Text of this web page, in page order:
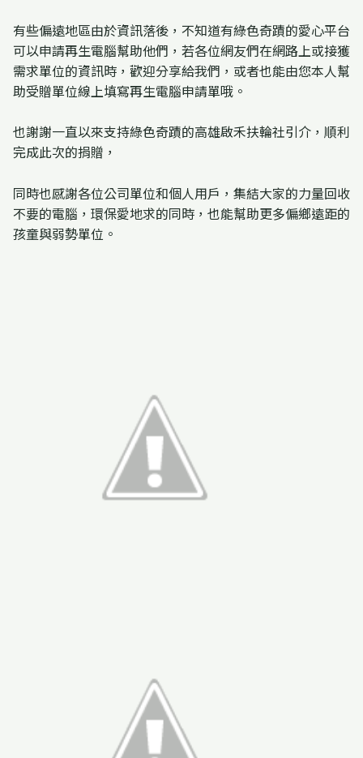
有些偏遠地區由於資訊落後，不知道有綠色奇蹟的愛心平台
可以申請再生電腦幫助他們，若各位網友們在網路上或接獲
需求單位的資訊時，歡迎分享給我們，或者也能由您本人幫
助受贈單位線上填寫再生電腦申請單哦。
也謝謝一直以來支持綠色奇蹟的高雄啟禾扶輪社引介，順利
完成此次的捐贈，
同時也感謝各位公司單位和個人用戶，集結大家的力量回收
不要的電腦，環保愛地求的同時，也能幫助更多偏鄉遠距的
孩童與弱勢單位。